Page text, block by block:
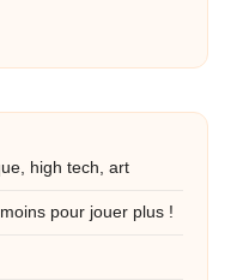
high tech, art
pour jouer plus !